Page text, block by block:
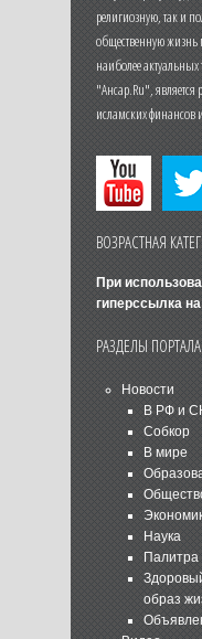
религиозную, так и
общественную жизнь
наиболее актуальных
"Ансар.Ru", является
исламских финансов
ВОЗРАСТНАЯ
При
гиперссылка на
РАЗДЕЛЫ ПОРТАЛА
Новости
В РФ и
Собкор
В мире
Наука
Палитра
образ